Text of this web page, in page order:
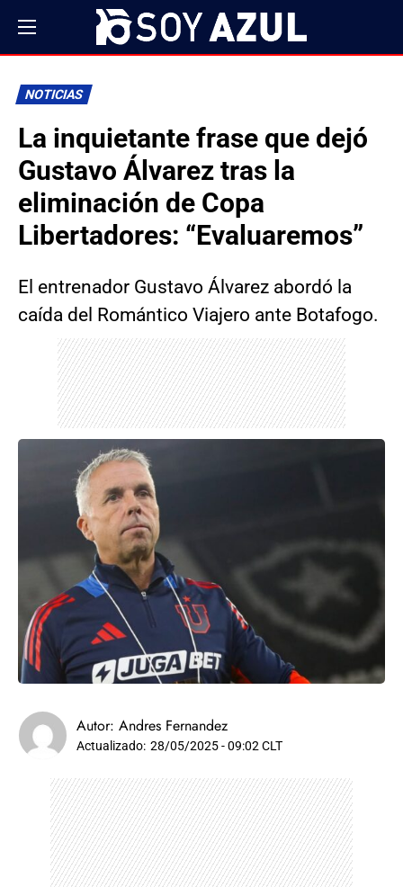
NOTICIAS
La inquietante frase que dejó
Gustavo Álvarez tras la
eliminación de Copa
Libertadores: “Evaluaremos”
El entrenador Gustavo Álvarez abordó la
caída del Romántico Viajero ante Botafogo.
Autor: Andres Fernandez
Actualizado: 28/05/2025 - 09:02 CLT